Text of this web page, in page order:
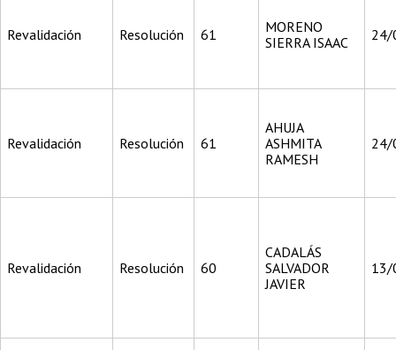
Revalidación Resolución 61
MORENO
SIERRA ISAAC
Revalidación Resolución 61
AHUJA
ASHMITA
RAMESH
24/
Revalidación Resolución 60
CADALÁS
SALVADOR
JAVIER
13/